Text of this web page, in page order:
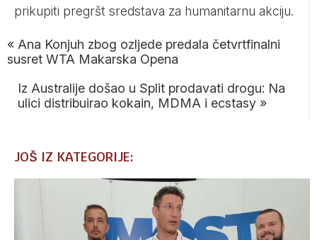
prikupiti pregršt sredstava za humanitarnu akciju.
« Ana Konjuh zbog ozljede predala četvrtfinalni
susret WTA Makarska Opena
Iz Australije došao u Split prodavati drogu: Na
ulici distribuirao kokain, MDMA i ecstasy »
JOŠ IZ KATEGORIJE: